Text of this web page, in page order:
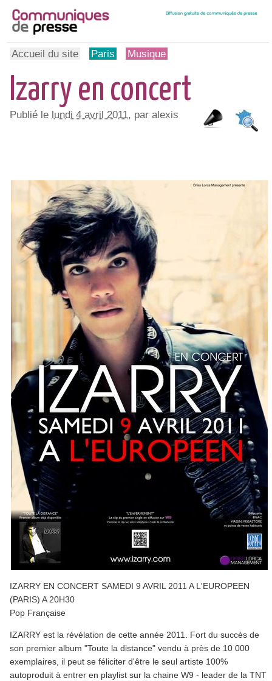
Accueil du site Paris Musique
Izarry en concert
Publié le lundi 4 avril 2011, par alexis
IZARRY EN CONCERT SAMEDI 9 AVRIL 2011 A L'EUROPEEN
(PARIS) A 20H30
Pop Française
IZARRY est la révélation de cette année 2011. Fort du succès de
son premier album "Toute la distance" vendu à près de 10 000
exemplaires, il peut se féliciter d'être le seul artiste 100%
autoproduit à entrer en playlist sur la chaine W9 - leader de la TNT